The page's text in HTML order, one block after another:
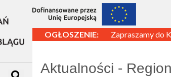
OGŁOSZENIE: Zapraszamy do
Aktualności -